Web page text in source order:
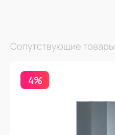
Сопутствующие товары
4%